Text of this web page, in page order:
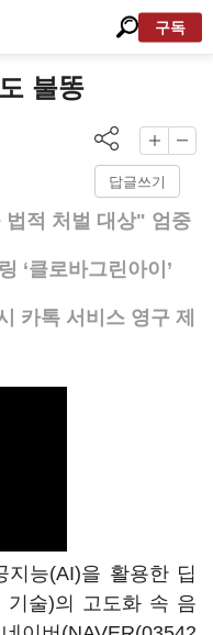
구독
불똥
답글쓰기
법적 처벌 대상" 엄중
‘클로바그린아이’
카톡 서비스 영구 제
지능(AI)을 활용한 딥
기술)의 고도화 속 음